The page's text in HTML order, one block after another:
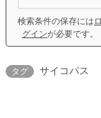
検索条件の保存には ロ
グインが必要です。
タグ サイコパス